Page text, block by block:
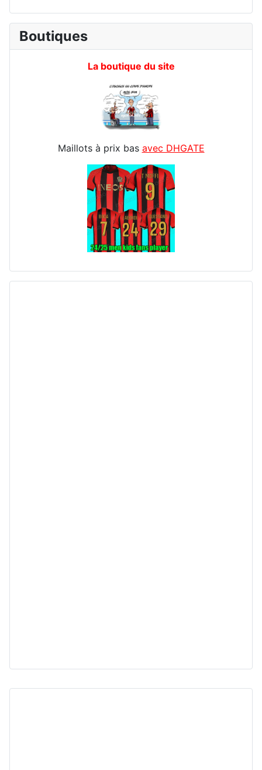
Boutiques
La boutique du site
Maillots à prix bas avec DHGATE